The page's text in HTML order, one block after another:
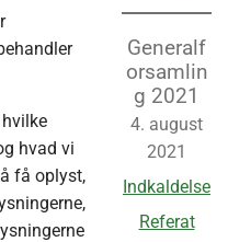
hvad vi
få oplyst,
Generalf
orsamlin
g 2021
4. august
2021
Indkaldelse
Referat